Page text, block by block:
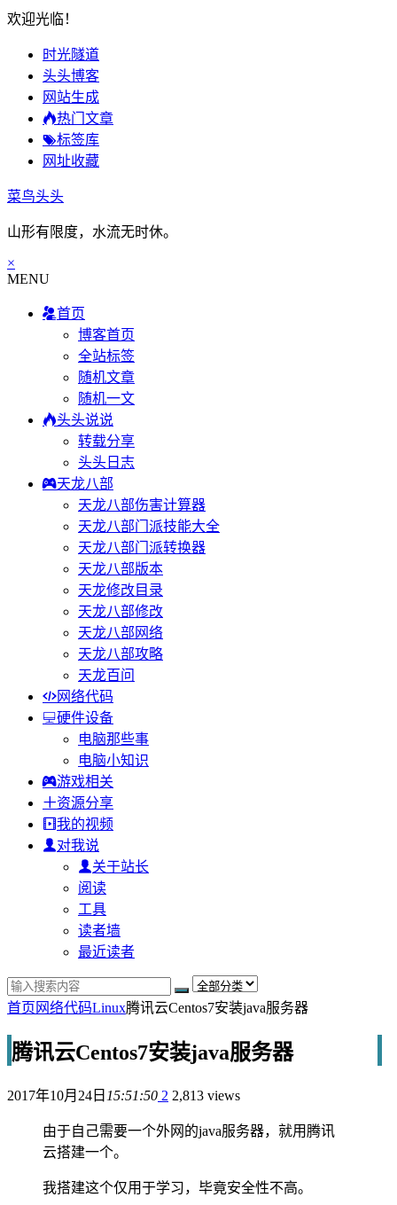
欢迎光临！
时光隧道
头头博客
网站生成
热门文章
标签库
网址收藏
菜鸟头头
山形有限度，水流无时休。
×
MENU
首页
博客首页
全站标签
随机文章
随机一文
头头说说
转载分享
头头日志
天龙八部
天龙八部伤害计算器
天龙八部门派技能大全
天龙八部门派转换器
天龙八部版本
天龙修改目录
天龙八部修改
天龙八部网络
天龙八部攻略
天龙百问
网络代码
硬件设备
电脑那些事
电脑小知识
游戏相关
资源分享
我的视频
对我说
关于站长
阅读
工具
读者墙
最近读者
首页 网络代码Linux腾讯云Centos7安装java服务器
腾讯云Centos7安装java服务器
2017年10月24日 15:51:50 2 2,813 views
由于自己需要一个外网的java服务器，就用腾讯
云搭建一个。
我搭建这个仅用于学习，毕竟安全性不高。